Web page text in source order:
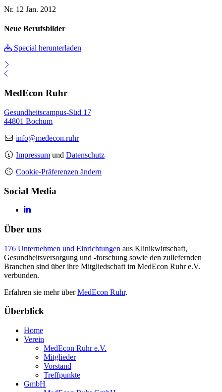
Nr. 12 Jan. 2012
Neue Berufsbilder
Special herunterladen
MedEcon Ruhr
Gesundheitscampus-Süd 17
44801 Bochum
info@medecon.ruhr
Impressum und Datenschutz
Cookie-Präferenzen ändern
Social Media
Über uns
176 Unternehmen und Einrichtungen aus Klinikwirtschaft,
Gesundheitsversorgung und -forschung sowie den zuliefernden
Branchen sind über ihre Mitgliedschaft im MedEcon Ruhr e.V.
verbunden.
Erfahren sie mehr überMedEcon Ruhr.
Überblick
Home
Verein
MedEcon Ruhr e.V.
Mitglieder
Vorstand
Treffpunkte
GmbH